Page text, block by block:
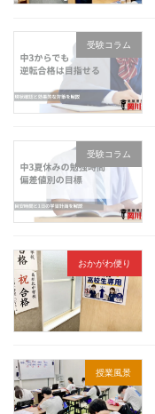
受験コラム
受験コラム
おかがわ便り
授業風景